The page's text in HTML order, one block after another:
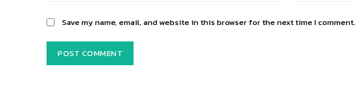
Save my name, email, and website in this browser for the next time I comment.